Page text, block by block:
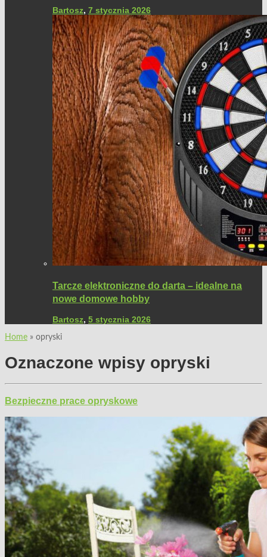
Bartosz, 7 stycznia 2026
Tarcze elektroniczne do darta – idealne na
nowe domowe hobby
Bartosz, 5 stycznia 2026
Home » opryski
Oznaczone wpisy opryski
Bezpieczne prace opryskowe